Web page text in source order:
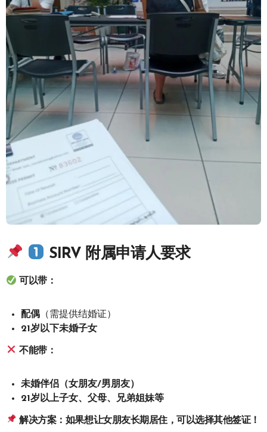
SIRV 附属申请人要求
可以带：
配偶 （需提供结婚证）
21岁以下未婚子女
不能带：
未婚伴侣（女朋友/男朋友）
21岁以上子女、父母、兄弟姐妹等
解决方案：如果想让女朋友长期居住，可以选择其他签证！